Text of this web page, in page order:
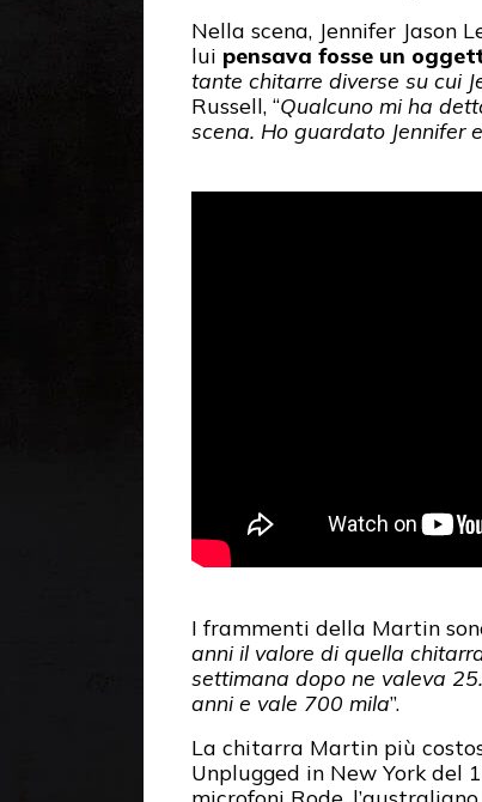
Nella scena, Jennifer Jason
lui pensava fosse un
tante chitarre diverse su cui
Russell, “Qualcuno mi ha
scena. Ho guardato Jennifer
I frammenti della Martin
anni il valore di quella
settimana dopo ne valeva
anni e vale 700 mila”.
La chitarra Martin più
Unplugged in New York